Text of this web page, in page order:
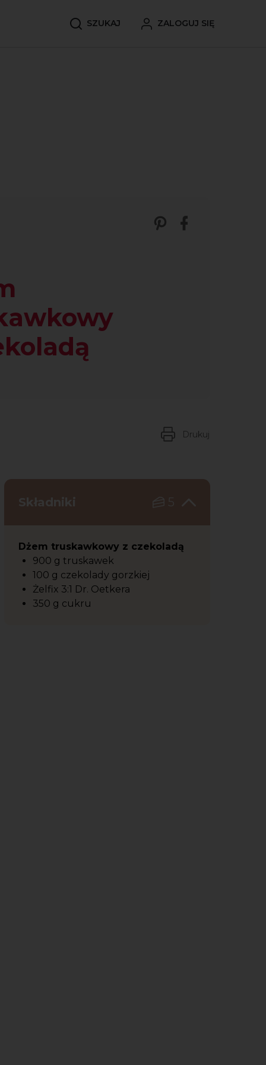
SZUKAJ ZALOGUJ SIĘ
Zobacz nasze
Udostępnij
Drukuj
Składniki 5
Dżem truskawkowy z czekoladą
900 g truskawek
100 g czekolady gorzkiej
Żelfix 3:1 Dr. Oetkera
350 g cukru